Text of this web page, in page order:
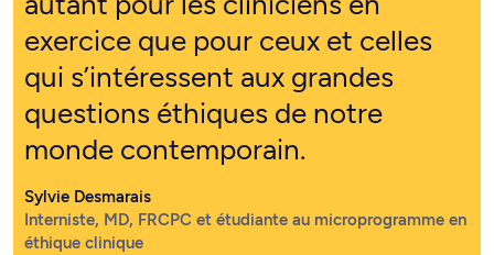
exercice que pour ceux et celles
qui s’intéressent aux grandes
questions éthiques de notre
monde contemporain.
Sylvie Desmarais
Interniste, MD, FRCPC et étudiante au microprogramme en
éthique clinique